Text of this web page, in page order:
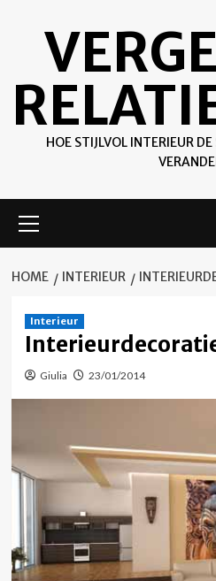
HOE STIJLVOL INTERIEUR DE
menu
HOME INTERIEUR
Interieur
Giulia 23/01/2014